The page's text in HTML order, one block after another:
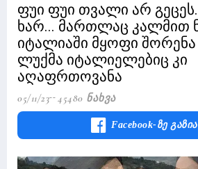
ფუი ფუი თვალი არ
ხარ... მართლაც კალმით
იტალიაში მყოფი შორენა
ლუქმა იტალიელებიც კი
აღაფრთოვანა
05/11/23 45480 Ნახვა
Facebook-Ზე